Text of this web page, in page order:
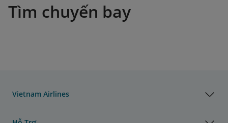
Tìm chuyến bay
Vietnam Airlines